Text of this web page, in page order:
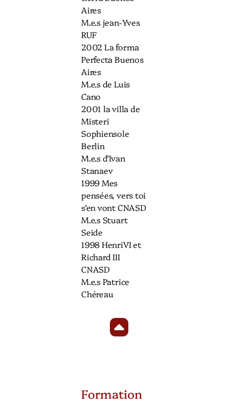
Aires
M.e.s jean-Yves
RUF
2002 La forma
Perfecta Buenos
Aires
M.e.s de Luis
Cano
2001 la villa de
Misteri
Sophiensole
Berlin
M.e.s d’Ivan
Stanaev
1999 Mes
pensées, vers toi
s’en vont CNASD
M.e.s Stuart
Seide
1998 HenriVI et
Richard III
CNASD
M.e.s Patrice
Chéreau
Formation